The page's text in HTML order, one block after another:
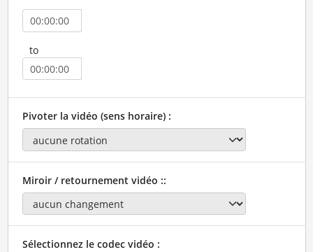
to
Pivoter la vidéo (sens horaire) :
Miroir / retournement vidéo ::
Sélectionnez le codec vidéo :